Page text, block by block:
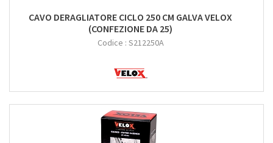
CAVO DERAGLIATORE CICLO 250 CM GALVA VELOX
(CONFEZIONE DA 25)
Codice : S212250A